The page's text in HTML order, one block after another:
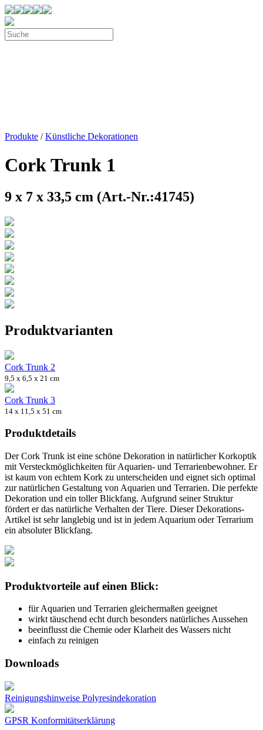
Produkte /Künstliche Dekorationen
Cork Trunk 1
9 x 7 x 33,5 cm (Art.-Nr.:41745)
Produktvarianten
Cork Trunk 2
9,5 x 6,5 x 21 cm
Cork Trunk 3
14 x 11,5 x 51 cm
Produktdetails
Der Cork Trunk ist eine schöne Dekoration in natürlicher Korkoptik
mit Versteckmöglichkeiten für Aquarien- und Terrarienbewohner. Er
ist kaum von echtem Kork zu unterscheiden und eignet sich optimal
zur natürlichen Gestaltung von Aquarien und Terrarien. Die perfekte
Dekoration und ein toller Blickfang. Aufgrund seiner Struktur
fördert er das natürliche Verhalten der Tiere. Dieser Dekorations-
Artikel ist sehr langlebig und ist in jedem Aquarium oder Terrarium
ein absoluter Blickfang.
Produktvorteile auf einen Blick:
für Aquarien und Terrarien gleichermaßen geeignet
wirkt täuschend echt durch besonders natürliches Aussehen
beeinflusst die Chemie oder Klarheit des Wassers nicht
einfach zu reinigen
Downloads
Reinigungshinweise Polyresindekoration
GPSR Konformitätserklärung